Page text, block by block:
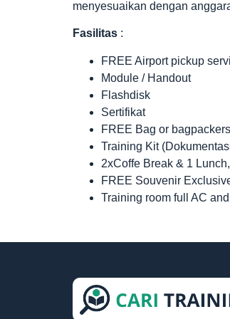
menyesuaikan dengan
Fasilitas :
FREE Airport pickup
Module / Handout
Flashdisk
Sertifikat
FREE Bag or
Training Kit
2xCoffe Break & 1
FREE Souvenir
Training room full AC